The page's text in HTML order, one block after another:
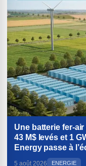
Une batterie fer-
43 M$ levés et 1
Energy passe à
5 août 2026 ENERGIE